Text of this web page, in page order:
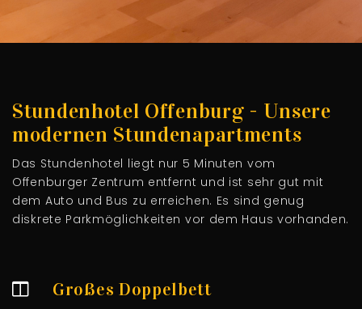
Stundenhotel Offenburg - Unsere
modernen Stundenapartments
Das Stundenhotel liegt nur 5 Minuten vom
Offenburger Zentrum entfernt und ist sehr gut mit
dem Auto und Bus zu erreichen. Es sind genug
diskrete Parkmöglichkeiten vor dem Haus vorhanden.
Großes Doppelbett